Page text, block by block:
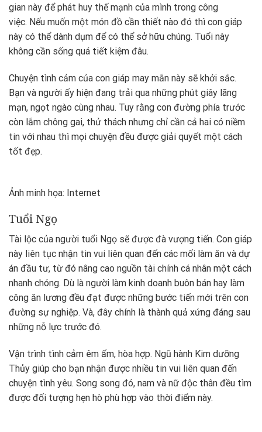
gian này để phát huy thế mạnh của mình trong công
việc. Nếu muốn một món đồ cần thiết nào đó thì con giáp
này có thể dành dụm để có thể sở hữu chúng. Tuổi này
không cần sống quá tiết kiệm đâu.
Chuyện tình cảm của con giáp may mắn này sẽ khởi sắc.
Bạn và người ấy hiện đang trải qua những phút giây lãng
mạn, ngọt ngào cùng nhau. Tuy rằng con đường phía trước
còn lắm chông gai, thử thách nhưng chỉ cần cả hai có niềm
tin với nhau thì mọi chuyện đều được giải quyết một cách
tốt đẹp.
Ảnh minh họa: Internet
Tuổi Ngọ
Tài lộc của người tuổi Ngọ sẽ được đà vượng tiến. Con giáp
này liên tục nhận tin vui liên quan đến các mối làm ăn và dự
án đầu tư, từ đó nâng cao nguồn tài chính cá nhân một cách
nhanh chóng. Dù là người làm kinh doanh buôn bán hay làm
công ăn lương đều đạt được những bước tiến mới trên con
đường sự nghiệp. Và, đây chính là thành quả xứng đáng sau
những nỗ lực trước đó.
Vận trình tình cảm êm ấm, hòa hợp. Ngũ hành Kim dưỡng
Thủy giúp cho bạn nhận được nhiều tin vui liên quan đến
chuyện tình yêu. Song song đó, nam và nữ độc thân đều tìm
được đối tượng hẹn hò phù hợp vào thời điểm này.